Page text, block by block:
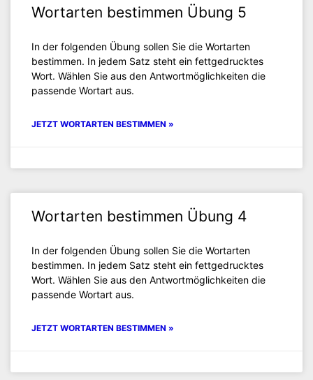
Wortarten bestimmen Übung 5
In der folgenden Übung sollen Sie die Wortarten
bestimmen. In jedem Satz steht ein fettgedrucktes
Wort. Wählen Sie aus den Antwortmöglichkeiten die
passende Wortart aus.
JETZT WORTARTEN BESTIMMEN »
Wortarten bestimmen Übung 4
In der folgenden Übung sollen Sie die Wortarten
bestimmen. In jedem Satz steht ein fettgedrucktes
Wort. Wählen Sie aus den Antwortmöglichkeiten die
passende Wortart aus.
JETZT WORTARTEN BESTIMMEN »